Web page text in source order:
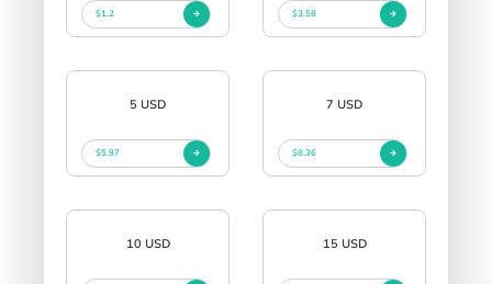
$1.2 $3.58
5 USD
$5.97
7 USD
$8.36
10 USD 15 USD